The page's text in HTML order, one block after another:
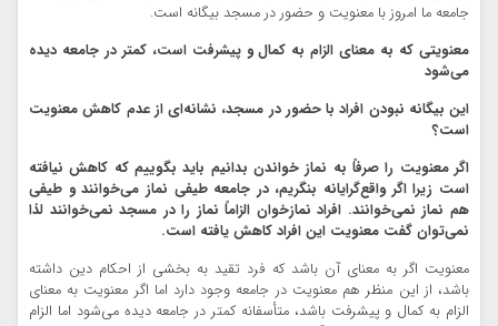
جامعه ما امروز با معنویت و حضور در مسجد بیگانه است.
معنویتی که به معنای الزام به کمال و پیشرفت است، کمتر در جامعه دیده
می‌شود
این بیگانه نبودن افراد با حضور در مسجد، نشانه‌ای از عدم کاهش معنویت
است؟
اگر معنویت را صرفاً به نماز خواندن بدانیم باید بگوییم که کاهش نیافته
است زیرا اگر واقع‌گرایانه بنگریم، در جامعه طیفی نماز می‌خوانند و طیفی
هم نماز نمی‌خوانند. افراد نمازخوان الزاماً نماز را در مسجد نمی‌خوانند لذا
نمی‌توان گفت معنویت این افراد کاهش یافته است.
معنویت اگر به معنای آن باشد که فرد تقید به بخشی از احکام دین داشته
باشد، از این منظر هم معنویت در جامعه وجود دارد اما اگر معنویت به معنای
الزام به کمال و پیشرفت باشد، متأسفانه کمتر در جامعه دیده می‌شود اما الزام